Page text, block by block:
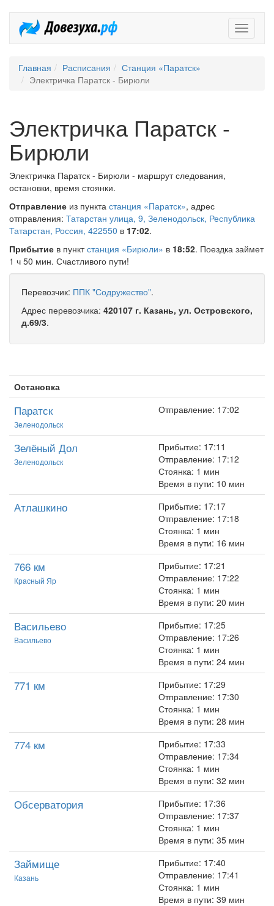
Главная Расписания
Станция «Паратск»
Электричка Паратск - Бирюли
Электричка Паратск -
Бирюли
Электричка Паратск - Бирюли - маршрут следования,
остановки, время стоянки.
Отправление из пункта станция «Паратск», адрес
отправления: Татарстан улица, 9, Зеленодольск, Республика
Татарстан, Россия, 422550 в 17:02.
Прибытие в пунктстанция «Бирюли» в 18:52. Поездка займет
1 ч 50 мин. Счастливого пути!
Перевозчик: ППК "Содружество".
Адрес перевозчика: 420107 г. Казань, ул. Островского,
д.69/3.
Остановка
Паратск
Зеленодольск
Отправление: 17:02
Зелёный Дол
Зеленодольск
Прибытие: 17:11
Отправление: 17:12
Стоянка: 1 мин
Время в пути: 10 мин
Атлашкино
Прибытие: 17:17
Отправление: 17:18
Стоянка: 1 мин
Время в пути: 16 мин
766 км
Красный Яр
Прибытие: 17:21
Отправление: 17:22
Стоянка: 1 мин
Время в пути: 20 мин
Васильево
Васильево
Прибытие: 17:25
Отправление: 17:26
Стоянка: 1 мин
Время в пути: 24 мин
771 км
Прибытие: 17:29
Отправление: 17:30
Стоянка: 1 мин
Время в пути: 28 мин
774 км
Прибытие: 17:33
Отправление: 17:34
Стоянка: 1 мин
Время в пути: 32 мин
Обсерватория
Прибытие: 17:36
Отправление: 17:37
Стоянка: 1 мин
Время в пути: 35 мин
Займище
Казань
Прибытие: 17:40
Отправление: 17:41
Стоянка: 1 мин
Время в пути: 39 мин